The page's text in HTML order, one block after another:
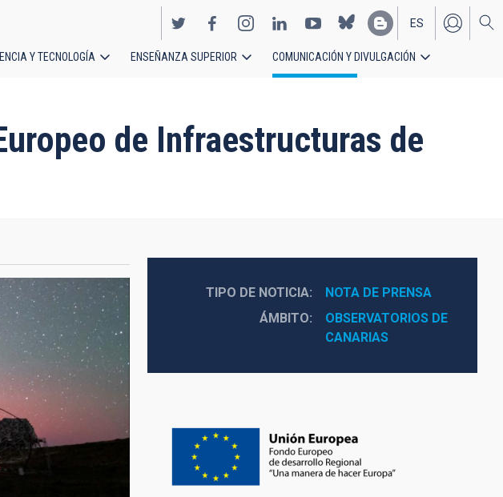
EN
ES
Y TECNOLOGÍA ENSEÑANZA SUPERIOR COMUNICACIÓN Y DIVULGACIÓN
de Infraestructuras de
TIPO DE NOTICIA
NOTA DE PRENSA
ÁMBITO
OBSERVATORIOS DE
CANARIAS